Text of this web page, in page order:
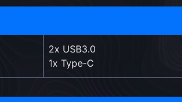
2x USB3.0
1x Type-C